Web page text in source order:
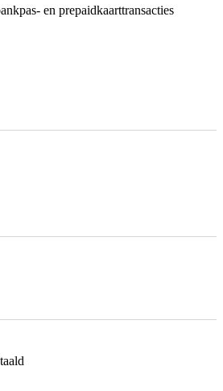
en prepaidkaarttransacties